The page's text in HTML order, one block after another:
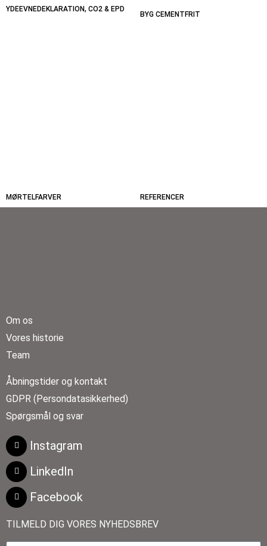
YDEEVNEDEKLARATION, CO2 & EPD
BYG CEMENTFRIT
MØRTELFARVER REFERENCER
Om os
Vores historie
Team
Åbningstider og kontakt
GDPR (Persondatasikkerhed)
Spørgsmål og svar
Instagram
LinkedIn
Facebook
TILMELD DIG VORES NYHEDSBREV